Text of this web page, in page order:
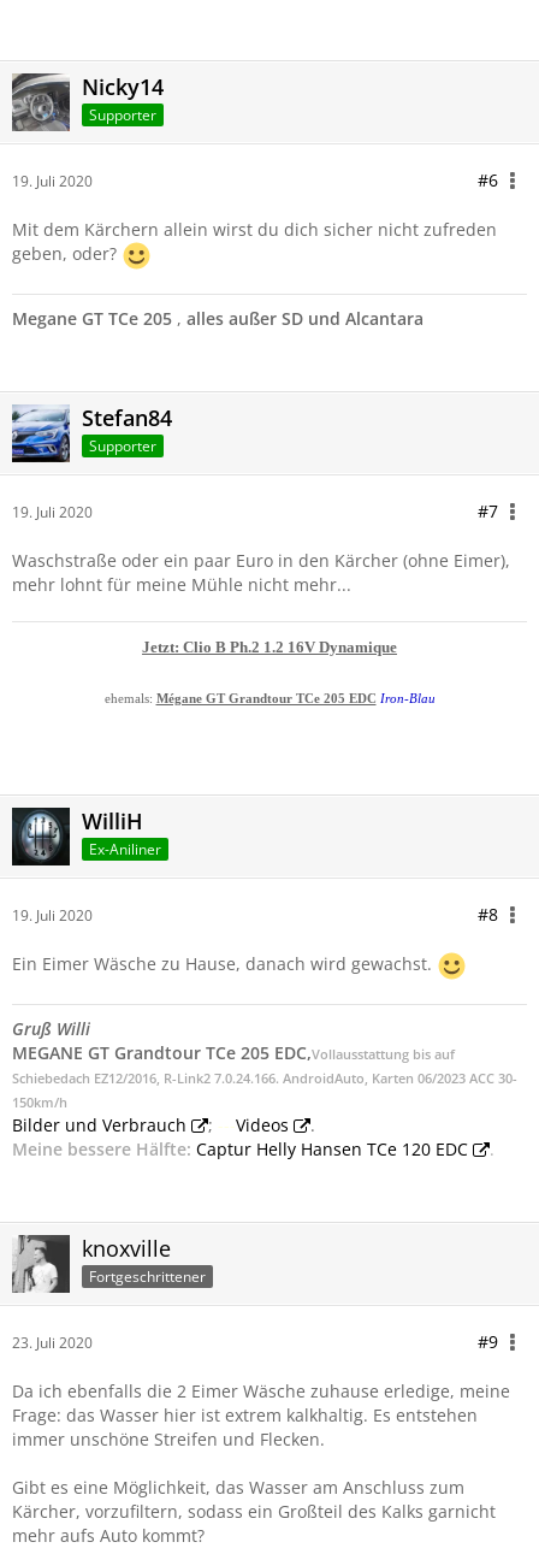
Nicky14
Supporter
19. Juli 2020 #6
Mit dem Kärchern allein wirst du dich sicher nicht zufreden
geben, oder?
Megane GT TCe 205 , alles außer SD und Alcantara
Stefan84
Supporter
19. Juli 2020 #7
Waschstraße oder ein paar Euro in den Kärcher (ohne Eimer),
mehr lohnt für meine Mühle nicht mehr...
Jetzt: Clio B Ph.2 1.2 16V Dynamique
ehemals: Mégane GT Grandtour TCe 205 EDC Iron-Blau
WilliH
Ex-Aniliner
19. Juli 2020 #8
Ein Eimer Wäsche zu Hause, danach wird gewachst.
Gruß Willi
MEGANE GT Grandtour TCe 205 EDC,Vollausstattung bis auf
Schiebedach EZ12/2016, R-Link2 7.0.24.166. AndroidAuto, Karten 06/2023 ACC 30-
150km/h
Bilder und Verbrauch ; ---Videos
.
Meine bessere Hälfte: Captur Helly Hansen TCe 120 EDC .
knoxville
Fortgeschrittener
23. Juli 2020 #9
Da ich ebenfalls die 2 Eimer Wäsche zuhause erledige, meine
Frage: das Wasser hier ist extrem kalkhaltig. Es entstehen
immer unschöne Streifen und Flecken.
Gibt es eine Möglichkeit, das Wasser am Anschluss zum
Kärcher, vorzufiltern, sodass ein Großteil des Kalks garnicht
mehr aufs Auto kommt?